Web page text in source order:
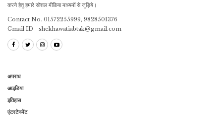
करने हेतु हमारे सोशल मीडिया माध्यमों से जुड़िये।
Contact No. 01572255999, 9828501376
Gmail ID - shekhawatiabtak@gmail.com
अपराध
आइडिया
इतिहास
एंटरटेनमेंट